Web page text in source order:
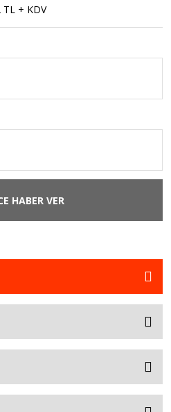
TL + KDV
HABER VER